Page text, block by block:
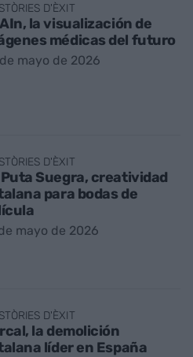
D'ÈXIT
la visualización de
médicas del futuro
mayo de 2026
D'ÈXIT
Suegra, creatividad
para bodas de
mayo de 2026
D'ÈXIT
la demolición
líder en España